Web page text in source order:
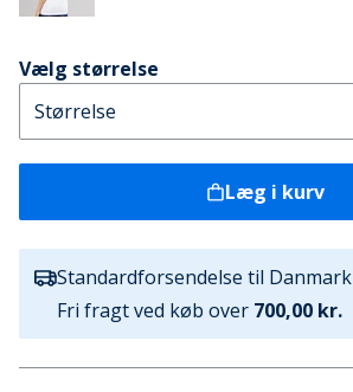
Vælg størrelse
Læg i kurv
Standardforsendelse til Danmark
Fri fragt ved køb over 700,00 kr.